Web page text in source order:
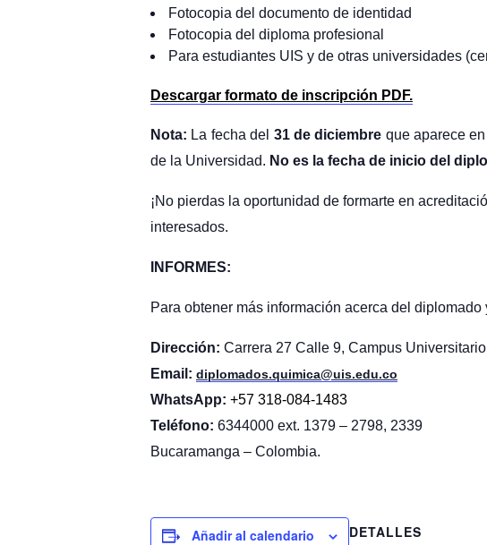
Fotocopia del documento de identidad
Fotocopia del diploma profesional
Para estudiantes UIS y de otras universidades
Descargar formato de inscripción PDF.
Nota: La fecha del 31 de diciembre que aparece
de la Universidad. No es la fecha de inicio del
¡No pierdas la oportunidad de formarte en
interesados.
INFORMES:
Para obtener más información acerca del
Dirección: Carrera 27 Calle 9, Campus
Email: diplomados.quimica@uis.edu.co
WhatsApp: +57 318-084-1483
Teléfono: 6344000 ext. 1379 – 2798, 2339
Bucaramanga – Colombia.
Añadir al calendario
DETALLES